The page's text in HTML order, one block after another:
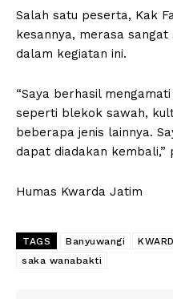
Salah satu peserta, Kak
kesannya, merasa
dalam kegiatan ini.
“Saya berhasil
seperti blekok sawah,
beberapa jenis lainnya.
dapat diadakan kembali,”
Humas Kwarda Jatim
TAGS Banyuwangi
saka wanabakti